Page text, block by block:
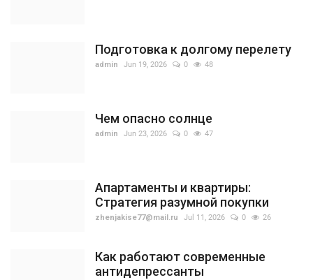
Подготовка к долгому перелету
admin Jun 19, 2026 0 48
Чем опасно солнце
admin Jun 23, 2026 0 47
Апартаменты и квартиры:
Стратегия разумной покупки
zhenjakise77@mail.ru Jul 11, 2026 0 26
Как работают современные
антидепрессанты